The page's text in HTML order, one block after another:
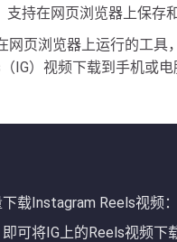
持在网页浏览器上保存
网页浏览器上运行的工具
IG）视频下载到手机或电
载Instagram Reels视频：
可将IG上的Reels视频下